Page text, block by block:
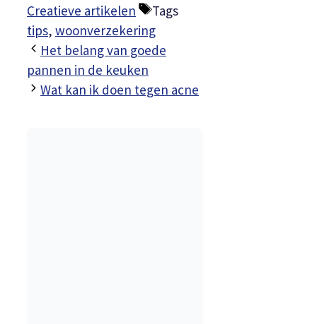
Creatieve artikelen
Tags
tips, woonverzekering
Het belang van goede
pannen in de keuken
Wat kan ik doen tegen acne